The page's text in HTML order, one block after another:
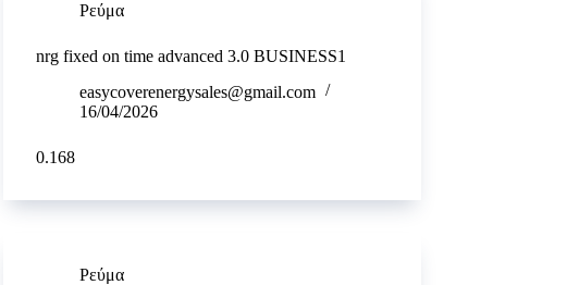
Ρεύμα
nrg fixed on time advanced 3.0 BUSINESS1
easycoverenergysales@gmail.com
16/04/2026
0.168
Ρεύμα